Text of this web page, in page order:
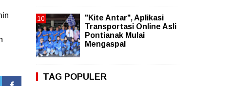
"Kite Antar", Aplikasi
Transportasi Online Asli
Pontianak Mulai
Mengaspal
TAG POPULER